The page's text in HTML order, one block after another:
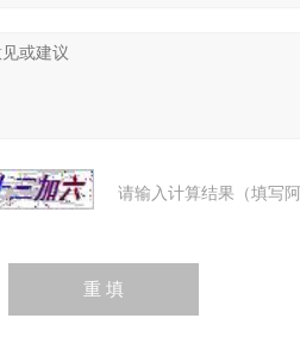
请输入计算结果（填写